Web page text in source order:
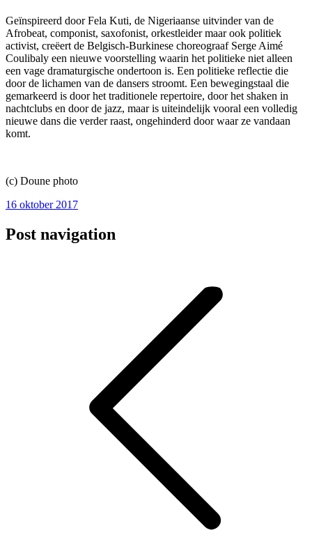
Geïnspireerd door Fela Kuti, de Nigeriaanse uitvinder van de
Afrobeat, componist, saxofonist, orkestleider maar ook politiek
activist, creëert de Belgisch-Burkinese choreograaf Serge Aimé
Coulibaly een nieuwe voorstelling waarin het politieke niet alleen
een vage dramaturgische ondertoon is. Een politieke reflectie die
door de lichamen van de dansers stroomt. Een bewegingstaal die
gemarkeerd is door het traditionele repertoire, door het shaken in
nachtclubs en door de jazz, maar is uiteindelijk vooral een volledig
nieuwe dans die verder raast, ongehinderd door waar ze vandaan
komt.
(c) Doune photo
16 oktober 2017
Post navigation